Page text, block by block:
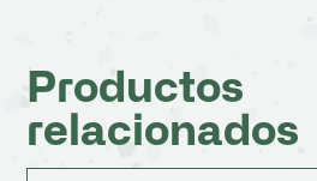
Productos
relacionados